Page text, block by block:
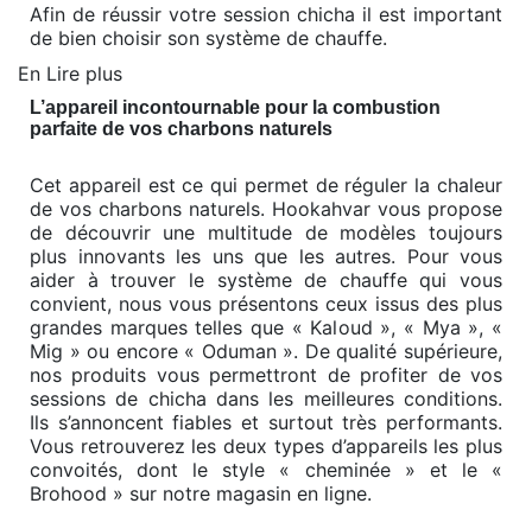
Afin de réussir votre session chicha il est important
de bien choisir son système de chauffe.
En Lire plus
L’appareil incontournable pour la combustion
parfaite de vos charbons naturels
Cet appareil est ce qui permet de réguler la chaleur
de vos charbons naturels. Hookahvar vous propose
de découvrir une multitude de modèles toujours
plus innovants les uns que les autres. Pour vous
aider à trouver le système de chauffe qui vous
convient, nous vous présentons ceux issus des plus
grandes marques telles que « Kaloud », « Mya », «
Mig » ou encore « Oduman ». De qualité supérieure,
nos produits vous permettront de profiter de vos
sessions de chicha dans les meilleures conditions.
Ils s’annoncent fiables et surtout très performants.
Vous retrouverez les deux types d’appareils les plus
convoités, dont le style « cheminée » et le «
Brohood » sur notre magasin en ligne.